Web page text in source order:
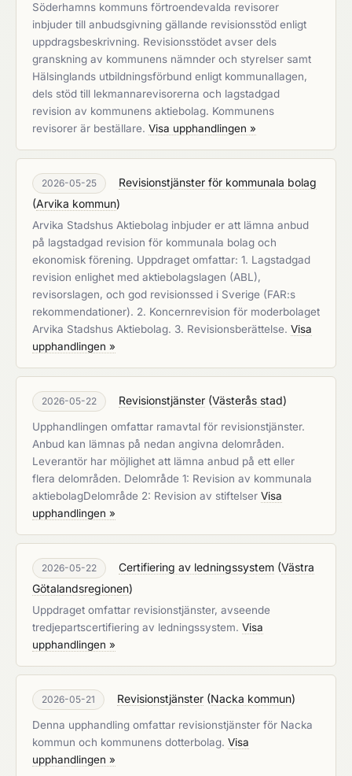
Söderhamns kommuns förtroendevalda revisorer
inbjuder till anbudsgivning gällande revisionsstöd enligt
uppdragsbeskrivning. Revisionsstödet avser dels
granskning av kommunens nämnder och styrelser samt
Hälsinglands utbildningsförbund enligt kommunallagen,
dels stöd till lekmannarevisorerna och lagstadgad
revision av kommunens aktiebolag. Kommunens
revisorer är beställare. Visa upphandlingen »
2026-05-25
Revisionstjänster för kommunala bolag
(Arvika kommun)
Arvika Stadshus Aktiebolag inbjuder er att lämna anbud
på lagstadgad revision för kommunala bolag och
ekonomisk förening. Uppdraget omfattar: 1. Lagstadgad
revision enlighet med aktiebolagslagen (ABL),
revisorslagen, och god revisionssed i Sverige (FAR:s
rekommendationer). 2. Koncernrevision för moderbolaget
Arvika Stadshus Aktiebolag. 3. Revisionsberättelse. Visa
upphandlingen »
2026-05-22 Revisionstjänster (Västerås stad)
Upphandlingen omfattar ramavtal för revisionstjänster.
Anbud kan lämnas på nedan angivna delområden.
Leverantör har möjlighet att lämna anbud på ett eller
flera delområden. Delområde 1: Revision av kommunala
aktiebolagDelområde 2: Revision av stiftelser Visa
upphandlingen »
2026-05-22 Certifiering av ledningssystem (Västra
Götalandsregionen)
Uppdraget omfattar revisionstjänster, avseende
tredjepartscertifiering av ledningssystem. Visa
upphandlingen »
2026-05-21 Revisionstjänster (Nacka kommun)
Denna upphandling omfattar revisionstjänster för Nacka
kommun och kommunens dotterbolag. Visa
upphandlingen »